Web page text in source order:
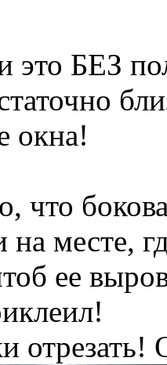
это БЕЗ
окна!
что
на месте,
ее